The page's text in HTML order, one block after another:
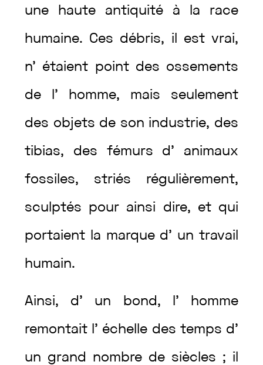
une haute antiquité à la race
humaine. Ces débris, il est vrai,
n’ étaient point des ossements
de l’ homme, mais seulement
des objets de son industrie, des
tibias, des fémurs d’ animaux
fossiles, striés régulièrement,
sculptés pour ainsi dire, et qui
portaient la marque d’ un travail
humain.
Ainsi, d’ un bond, l’ homme
remontait l’ échelle des temps d’
un grand nombre de siècles ; il